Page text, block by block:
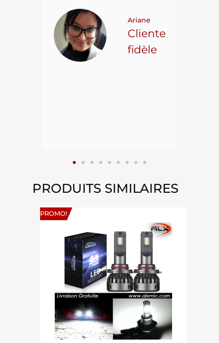
Ariane
Cliente
fidèle
PRODUITS SIMILAIRES
PROMO!